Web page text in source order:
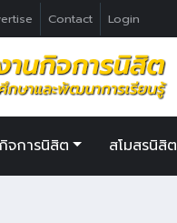
Contact Login
กิจการนิสิต สโมสรนิสิต